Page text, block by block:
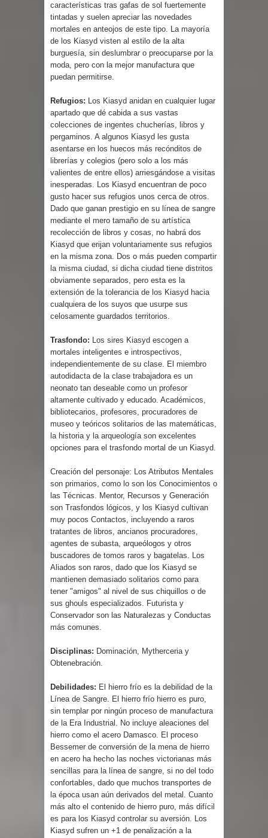
características tras gafas de sol fuertemente
tintadas y suelen apreciar las novedades
mortales en anteojos de este tipo. La mayoría
de los Kiasyd visten al estilo de la alta
burguesía, sin deslumbrar o preocuparse por la
moda, pero con la mejor manufactura que
puedan permitirse.
Refugios: Los Kiasyd anidan en cualquier lugar
apartado que dé cabida a sus vastas
colecciones de ingentes chucherías, libros y
pergaminos. A algunos Kiasyd les gusta
asentarse en los huecos más recónditos de
librerías y colegios (pero solo a los más
valientes de entre ellos) arriesgándose a visitas
inesperadas. Los Kiasyd encuentran de poco
gusto hacer sus refugios unos cerca de otros.
Dado que ganan prestigio en su línea de sangre
mediante el mero tamaño de su artística
recolección de libros y cosas, no habrá dos
Kiasyd que erijan voluntariamente sus refugios
en la misma zona. Dos o más pueden compartir
la misma ciudad, si dicha ciudad tiene distritos
obviamente separados, pero esta es la
extensión de la tolerancia de los Kiasyd hacia
cualquiera de los suyos que usurpe sus
celosamente guardados territorios.
Trasfondo: Los sires Kiasyd escogen a
mortales inteligentes e introspectivos,
independientemente de su clase. El miembro
autodidacta de la clase trabajadora es un
neonato tan deseable como un profesor
altamente cultivado y educado. Académicos,
bibliotecarios, profesores, procuradores de
museo y teóricos solitarios de las matemáticas,
la historia y la arqueología son excelentes
opciones para el trasfondo mortal de un Kiasyd.
Creación del personaje: Los Atributos Mentales
son primarios, como lo son los Conocimientos o
las Técnicas. Mentor, Recursos y Generación
son Trasfondos lógicos, y los Kiasyd cultivan
muy pocos Contactos, incluyendo a raros
tratantes de libros, ancianos procuradores,
agentes de subasta, arqueólogos y otros
buscadores de tomos raros y bagatelas. Los
Aliados son raros, dado que los Kiasyd se
mantienen demasiado solitarios como para
tener "amigos" al nivel de sus chiquillos o de
sus ghouls especializados. Futurista y
Conservador son las Naturalezas y Conductas
más comunes.
Disciplinas: Dominación, Mytherceria y
Obtenebración.
Debilidades: El hierro frío es la debilidad de la
Línea de Sangre. El hierro frío hierro es puro,
sin templar por ningún proceso de manufactura
de la Era Industrial. No incluye aleaciones del
hierro como el acero Damasco. El proceso
Bessemer de conversión de la mena de hierro
en acero ha hecho las noches victorianas más
sencillas para la línea de sangre, si no del todo
confortables, dado que muchos transportes de
la época usan aún derivados del metal. Cuanto
más alto el contenido de hierro puro, más difícil
es para los Kiasyd controlar su aversión. Los
Kiasyd sufren un +1 de penalización a la